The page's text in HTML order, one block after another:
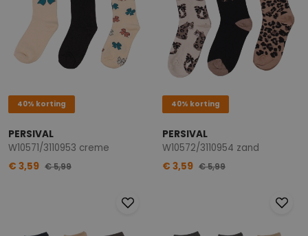
40% korting
PERSIVAL
W10571/3110953 creme
€ 3,59 € 5,99
40% korting
PERSIVAL
W10572/3110954 zand
€ 3,59 € 5,99